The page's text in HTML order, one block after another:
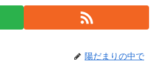
陽だまりの中で